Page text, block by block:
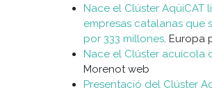
Nace el Clúster AqüiCAT
empresas catalanas que
por 333 millones . Europa
Nace el Clúster acuícola
Morenot web
Presentació del Clúster